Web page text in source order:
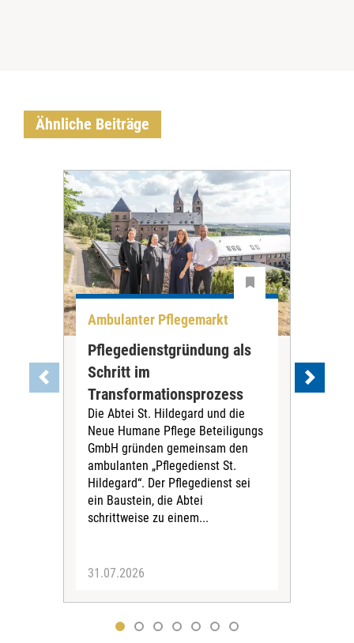
Ähnliche Beiträge
Ambulanter Pflegemarkt
Pflegedienstgründung als
Schritt im
Transformationsprozess
Die Abtei St. Hildegard und die
Neue Humane Pflege Beteiligungs
GmbH gründen gemeinsam den
ambulanten „Pflegedienst St.
Hildegard“. Der Pflegedienst sei
ein Baustein, die Abtei
schrittweise zu einem...
31.07.2026